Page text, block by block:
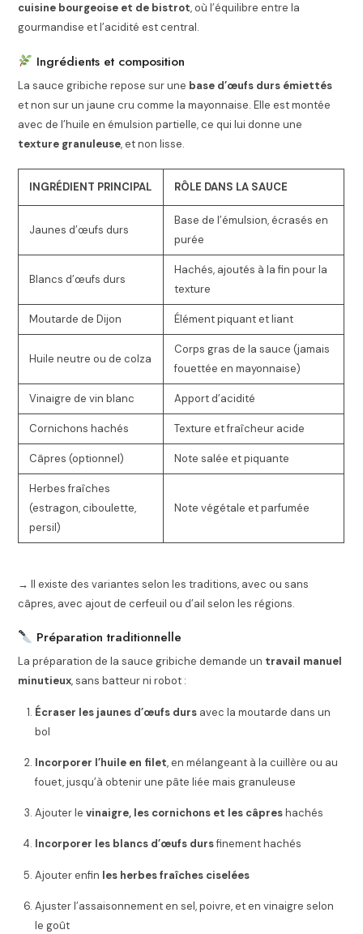
cuisine bourgeoise et de bistrot, où l’équilibre entre la
gourmandise et l’acidité est central.
Ingrédients et composition
La sauce gribiche repose sur une base d’œufs durs émiettés
et non sur un jaune cru comme la mayonnaise. Elle est montée
avec de l’huile en émulsion partielle, ce qui lui donne une
texture granuleuse, et non lisse.
INGRÉDIENT PRINCIPAL RÔLE DANS LA SAUCE
Jaunes d’œufs durs
Base de l’émulsion, écrasés en
purée
Blancs d’œufs durs
Hachés, ajoutés à la fin pour la
texture
Moutarde de Dijon Élément piquant et liant
Huile neutre ou de colza
Corps gras de la sauce (jamais
fouettée en mayonnaise)
Vinaigre de vin blanc Apport d’acidité
Cornichons hachés Texture et fraîcheur acide
Câpres (optionnel) Note salée et piquante
Herbes fraîches
(estragon, ciboulette,
persil)
Note végétale et parfumée
→ Il existe des variantes selon les traditions, avec ou sans
câpres, avec ajout de cerfeuil ou d’ail selon les régions.
Préparation traditionnelle
La préparation de la sauce gribiche demande un travail manuel
minutieux, sans batteur ni robot :
Écraser les jaunes d’œufs durs avec la moutarde dans un
bol
Incorporer l’huile en filet, en mélangeant à la cuillère ou au
fouet, jusqu’à obtenir une pâte liée mais granuleuse
Ajouter levinaigre, les cornichons et les câpreshachés
Incorporer les blancs d’œufs dursfinement hachés
Ajouter enfin les herbes fraîches ciselées
Ajuster l’assaisonnement en sel, poivre, et en vinaigre selon
le goût